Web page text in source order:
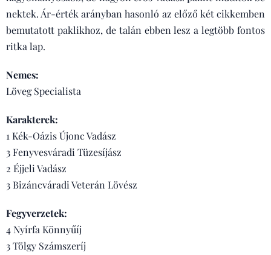
nektek. Ár-érték arányban hasonló az előző két cikkemben
bemutatott paklikhoz, de talán ebben lesz a legtöbb fontos
ritka lap.
Nemes:
Löveg Specialista
Karakterek:
1 Kék-Oázis Újonc Vadász
3 Fenyvesváradi Tüzesíjász
2 Éjjeli Vadász
3 Bizáncváradi Veterán Lövész
Fegyverzetek:
4 Nyírfa Könnyűíj
3 Tölgy Számszeríj